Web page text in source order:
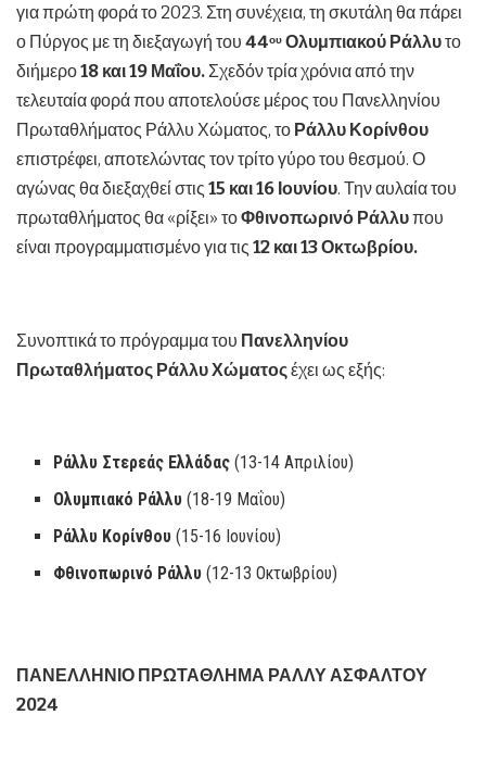
για πρώτη φορά το 2023. Στη συνέχεια, τη σκυτάλη θα πάρει
ο Πύργος με τη διεξαγωγή του 44ου Ολυμπιακού Ράλλυτο
διήμερο18 και 19 Μαΐου.Σχεδόν τρία χρόνια από την
τελευταία φορά που αποτελούσε μέρος του Πανελληνίου
Πρωταθλήματος Ράλλυ Χώματος, το Ράλλυ Κορίνθου
επιστρέφει, αποτελώντας τον τρίτο γύρο του θεσμού. Ο
αγώνας θα διεξαχθεί στις 15 και 16 Ιουνίου. Την αυλαία του
πρωταθλήματος θα «ρίξει» τοΦθινοπωρινό Ράλλυπου
είναι προγραμματισμένο για τις 12 και 13 Οκτωβρίου.
Συνοπτικά το πρόγραμμα του Πανελληνίου
Πρωταθλήματος Ράλλυ Χώματοςέχει ως εξής:
Ράλλυ Στερεάς Ελλάδας (13-14 Απριλίου)
Ολυμπιακό Ράλλυ(18-19 Μαΐου)
Ράλλυ Κορίνθου(15-16 Ιουνίου)
Φθινοπωρινό Ράλλυ(12-13 Οκτωβρίου)
ΠΑΝΕΛΛΗΝΙΟ ΠΡΩΤΑΘΛΗΜΑ ΡΑΛΛΥ ΑΣΦΑΛΤΟΥ
2024